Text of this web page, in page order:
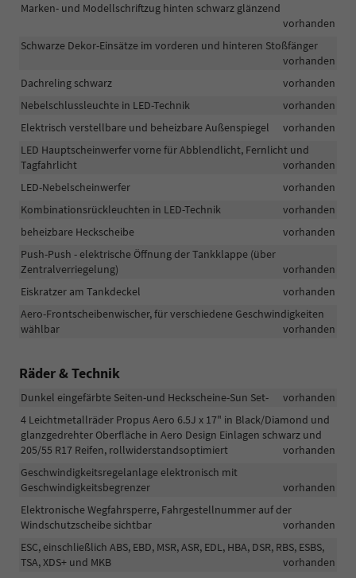
Marken- und Modellschriftzug hinten schwarz glänzend
vorhanden
Schwarze Dekor-Einsätze im vorderen und hinteren Stoßfänger
vorhanden
Dachreling schwarz
vorhanden
Nebelschlussleuchte in LED-Technik
vorhanden
Elektrisch verstellbare und beheizbare Außenspiegel
vorhanden
LED Hauptscheinwerfer vorne für Abblendlicht, Fernlicht und
Tagfahrlicht
vorhanden
LED-Nebelscheinwerfer
vorhanden
Kombinationsrückleuchten in LED-Technik
vorhanden
beheizbare Heckscheibe
vorhanden
Push-Push - elektrische Öffnung der Tankklappe (über
Zentralverriegelung)
vorhanden
Eiskratzer am Tankdeckel
vorhanden
Aero-Frontscheibenwischer, für verschiedene Geschwindigkeiten
wählbar
vorhanden
Räder & Technik
Dunkel eingefärbte Seiten-und Heckscheine-Sun Set-
vorhanden
4 Leichtmetallräder Propus Aero 6.5J x 17" in Black/Diamond und
glanzgedrehter Oberfläche in Aero Design Einlagen schwarz und
205/55 R17 Reifen, rollwiderstandsoptimiert
vorhanden
Geschwindigkeitsregelanlage elektronisch mit
Geschwindigkeitsbegrenzer
vorhanden
Elektronische Wegfahrsperre, Fahrgestellnummer auf der
Windschutzscheibe sichtbar
vorhanden
ESC, einschließlich ABS, EBD, MSR, ASR, EDL, HBA, DSR, RBS, ESBS,
TSA, XDS+ und MKB
vorhanden